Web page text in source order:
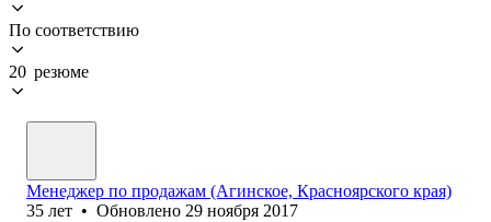
По соответствию
20 резюме
Менеджер по продажам (Агинское, Красноярского края)
35 лет • Обновлено 29 ноября 2017